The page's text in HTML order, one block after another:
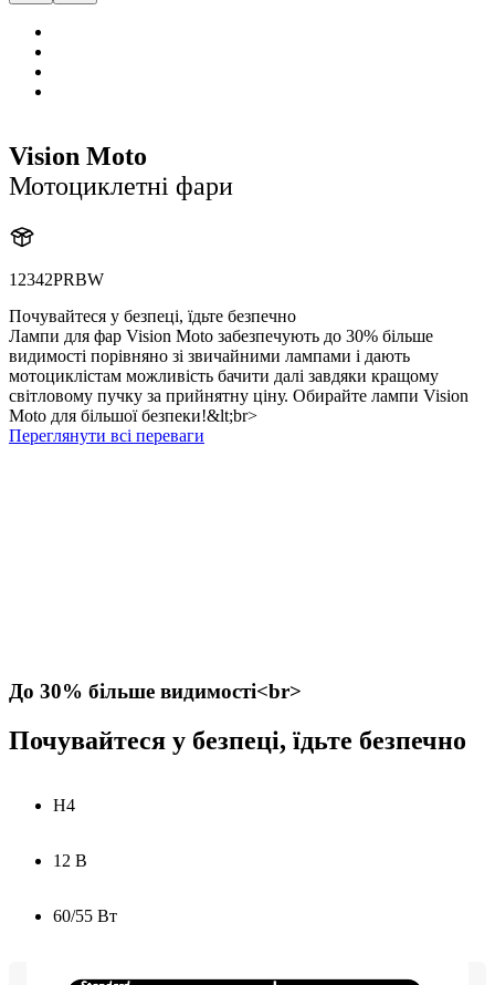
Vision Moto
Мотоциклетні фари
12342PRBW
Почувайтеся у безпеці, їдьте безпечно
Лампи для фар Vision Moto забезпечують до 30% більше
видимості порівняно зі звичайними лампами і дають
мотоциклістам можливість бачити далі завдяки кращому
світловому пучку за прийнятну ціну. Обирайте лампи Vision
Moto для більшої безпеки!&lt;br>
Переглянути всі переваги
До 30% більше видимості<br>
Почувайтеся у безпеці, їдьте безпечно
H4
12 В
60/55 Вт